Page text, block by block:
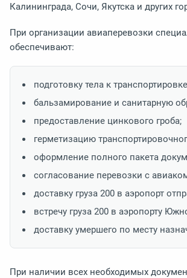
Калининграда, Сочи, Якутска и других
При организации авиаперевозки
обеспечивают:
подготовку тела к
бальзамирование и санитарную
предоставление цинкового гроба;
герметизацию
оформление полного пакета
согласование перевозки с
доставку груза 200 в аэропорт
встречу груза 200 в аэропорту
доставку умершего по месту
При наличии всех необходимых